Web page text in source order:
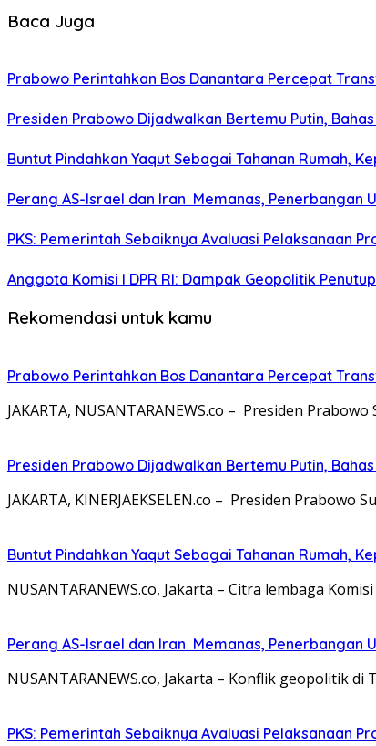
Baca Juga
Prabowo Perintahkan Bos Danantara Percepat
Presiden Prabowo Dijadwalkan Bertemu Putin,
Buntut Pindahkan Yaqut Sebagai Tahanan Rumah,
Perang AS-Israel dan Iran Memanas, Penerbangan
PKS: Pemerintah Sebaiknya Avaluasi Pelaksanaan
Anggota Komisi I DPR RI: Dampak Geopolitik
Rekomendasi untuk kamu
Prabowo Perintahkan Bos Danantara Percepat
JAKARTA, NUSANTARANEWS.co – Presiden
Presiden Prabowo Dijadwalkan Bertemu Putin,
JAKARTA, KINERJAEKSELEN.co – Presiden
Buntut Pindahkan Yaqut Sebagai Tahanan Rumah,
NUSANTARANEWS.co, Jakarta – Citra lembaga
Perang AS-Israel dan Iran Memanas, Penerbangan
NUSANTARANEWS.co, Jakarta – Konflik geopolitik
PKS: Pemerintah Sebaiknya Avaluasi Pelaksanaan